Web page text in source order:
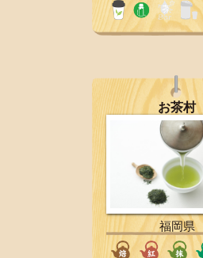
お茶村
福岡県